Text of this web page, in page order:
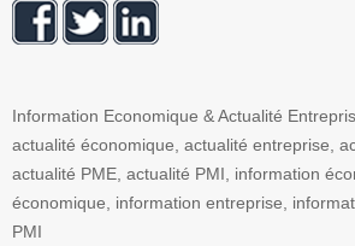
Information Economique & Actualité
actualité économique, actualité entreprise,
actualité PME, actualité PMI, information
économique, information entreprise,
PMI